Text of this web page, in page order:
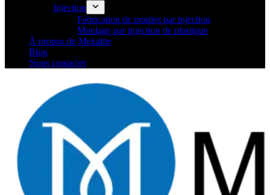
Injection
Fabrication de moules par injection
Moulage par injection de plastique
À propos de Mekalite
Blog
Nous contacter